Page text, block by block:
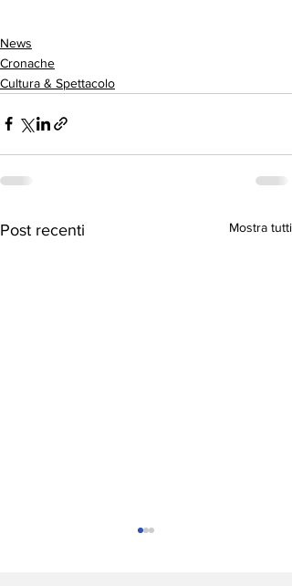
News
Cronache
Cultura & Spettacolo
Post recenti Mostra tutti